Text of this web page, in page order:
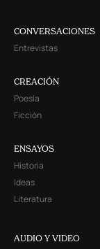
CONVERSACIONES
Entrevistas
CREACIÓN
Poesía
Ficción
ENSAYOS
Historia
Ideas
Literatura
AUDIO Y VIDEO